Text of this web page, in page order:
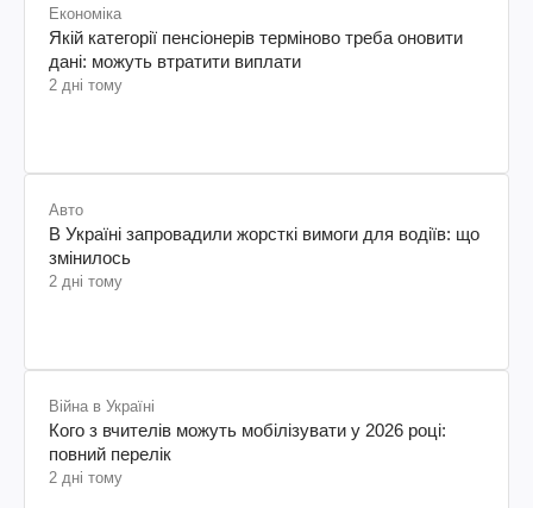
Економіка
Якій категорії пенсіонерів терміново треба оновити
дані: можуть втратити виплати
2 дні тому
Авто
В Україні запровадили жорсткі вимоги для водіїв: що
змінилось
2 дні тому
Війна в Україні
Кого з вчителів можуть мобілізувати у 2026 році:
повний перелік
2 дні тому